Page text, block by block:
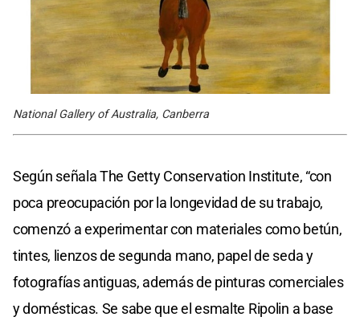
National Gallery of Australia, Canberra
Según señala The Getty Conservation Institute, “con
poca preocupación por la longevidad de su trabajo,
comenzó a experimentar con materiales como betún,
tintes, lienzos de segunda mano, papel de seda y
fotografías antiguas, además de pinturas comerciales
y domésticas. Se sabe que el esmalte Ripolin a base